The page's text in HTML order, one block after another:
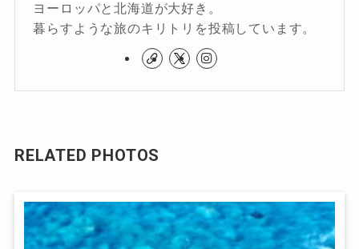
ヨーロッパと北海道が大好き。
暮らすような旅のキリトリを投稿しています。
RELATED PHOTOS